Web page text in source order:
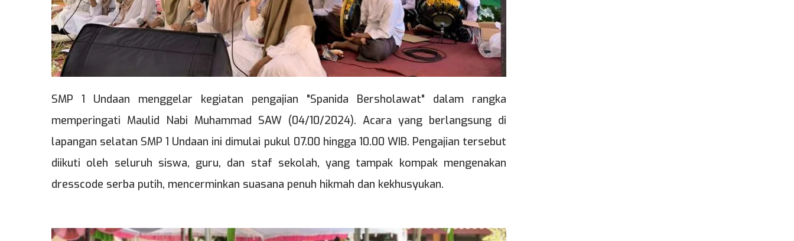
SMP 1 Undaan menggelar kegiatan pengajian "Spanida Bersholawat" dalam rangka
memperingati Maulid Nabi Muhammad SAW (04/10/2024). Acara yang berlangsung di
lapangan selatan SMP 1 Undaan ini dimulai pukul 07.00 hingga 10.00 WIB. Pengajian tersebut
diikuti oleh seluruh siswa, guru, dan staf sekolah, yang tampak kompak mengenakan
dresscode serba putih, mencerminkan suasana penuh hikmah dan kekhusyukan.